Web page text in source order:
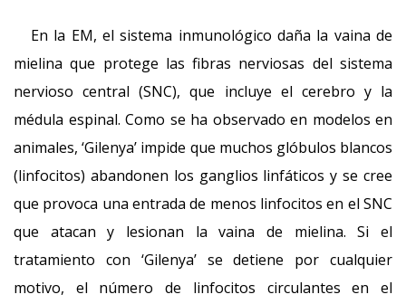
En la EM, el sistema inmunológico daña la vaina de
mielina que protege las fibras nerviosas del sistema
nervioso central (SNC), que incluye el cerebro y la
médula espinal. Como se ha observado en modelos en
animales, ‘Gilenya’ impide que muchos glóbulos blancos
(linfocitos) abandonen los ganglios linfáticos y se cree
que provoca una entrada de menos linfocitos en el SNC
que atacan y lesionan la vaina de mielina. Si el
tratamiento con ‘Gilenya’ se detiene por cualquier
motivo, el número de linfocitos circulantes en el